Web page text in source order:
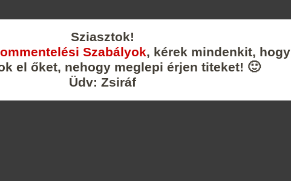
Sziasztok!
Szabályok, kérek mindenkit, hogy
el őket, nehogy meglepi érjen titeket! 🙂
Üdv: Zsiráf